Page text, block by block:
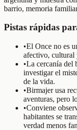
barrio, memoria
Pistas rápidas
•El Once no es
afectivo, cultural
•La cercanía del
investigar el
de la vida.
•Birmajer usa
aventuras, pero
•Conviene
habitantes se
verdad menos